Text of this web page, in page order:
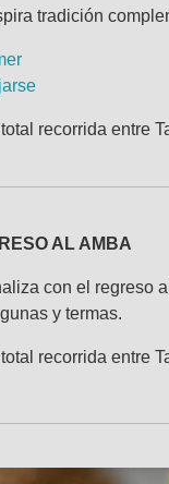
tradición
recorrida entre
AL AMBA
con el regreso
y termas.
recorrida entre